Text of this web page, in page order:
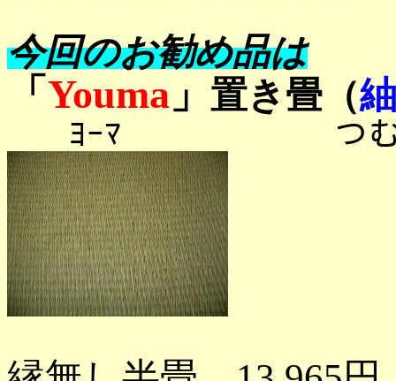
今回のお勧め品は
「 Youma 」 置き畳（紬
ﾖｰﾏ つむ